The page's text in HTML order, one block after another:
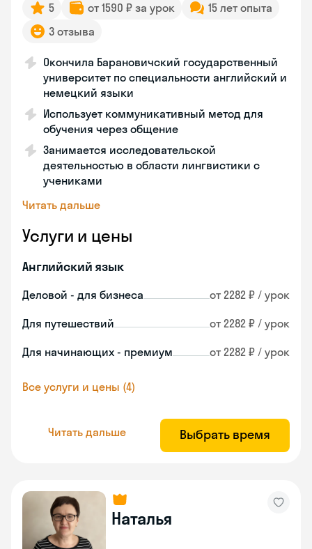
5 от 1590 ₽ за урок
15 лет опыта
3 отзыва
Окончила Барановичский государственный
университет по специальности английский и
немецкий языки
Использует коммуникативный метод для
обучения через общение
Занимается исследовательской
деятельностью в области лингвистики с
учениками
Читать дальше
Услуги и цены
Английский язык
Деловой - для бизнеса от 2282 ₽ / урок
Для путешествий от 2282 ₽ / урок
Для начинающих - премиум от 2282 ₽ / урок
Все услуги и цены (4)
Читать дальше Выбрать время
Наталья